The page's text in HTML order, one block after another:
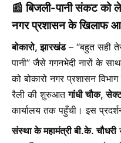
📰बिजली-पानी संकट
नगर प्रशासन के खिलाफ
बोकारो, झारखंड– “बहुत सही
पानी” जैसे गगनभेदी नारों के
को बोकारो नगर प्रशासन
रैली की शुरुआतगांधी चौक,
कार्यालय तक पहुँची। इस
संस्था के महामंत्री बी.के. चौधरी